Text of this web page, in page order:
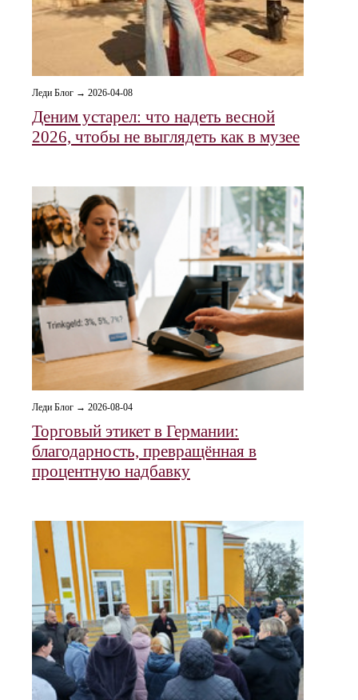
Леди Блог → 2026-04-08
Деним устарел: что надеть весной
2026, чтобы не выглядеть как в музее
Леди Блог → 2026-08-04
Торговый этикет в Германии:
благодарность, превращённая в
процентную надбавку